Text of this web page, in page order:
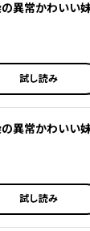
異常かわいい
試し読み
異常かわいい
試し読み